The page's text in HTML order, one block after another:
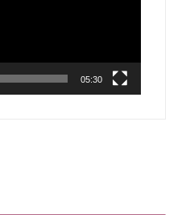
05:30